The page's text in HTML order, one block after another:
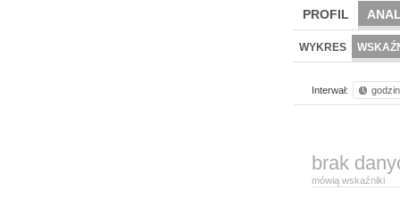
PROFIL
WYKRES
Interwał:
brak
mówią wskaźniki